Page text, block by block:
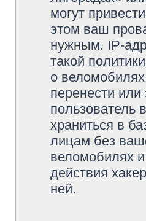
могут
этом ваш
нужным. IP-
такой
о
перенести
пользователь
храниться в
лицам без
веломобилях
действия
ней.